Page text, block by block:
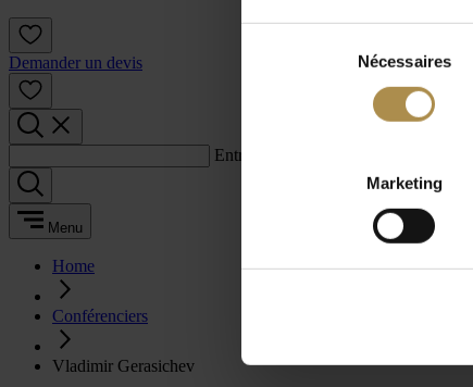
Nécessaires
Marketing
Demander un devis
Entrez un terme de recherche :
Menu
Home
Conférenciers
Vladimir Gerasichev